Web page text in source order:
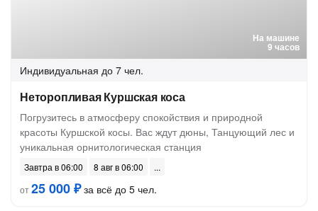
На машине
9 часов
Индивидуальная до 7 чел.
Неторопливая Куршская коса
Погрузитесь в атмосферу спокойствия и природной
красоты Куршской косы. Вас ждут дюны, Танцующий лес и
уникальная орнитологическая станция
Завтра в 06:00
8 авг в 06:00
от25 000 ₽за всё до 5 чел.